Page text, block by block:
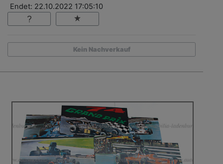
Endet: 22.10.2022 17:05:10
Kein Nachverkauf